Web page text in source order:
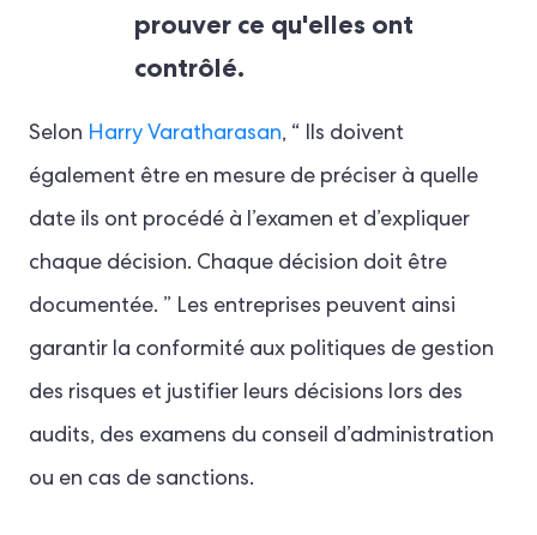
prouver ce qu'elles ont
contrôlé.
Selon Harry Varatharasan, “ Ils doivent
également être en mesure de préciser à quelle
date ils ont procédé à l’examen et d’expliquer
chaque décision. Chaque décision doit être
documentée. ” Les entreprises peuvent ainsi
garantir la conformité aux politiques de gestion
des risques et justifier leurs décisions lors des
audits, des examens du conseil d’administration
ou en cas de sanctions.